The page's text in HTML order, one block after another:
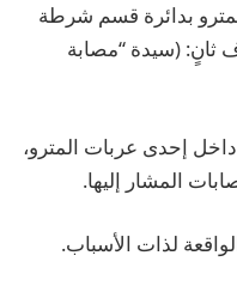
المترو بدائرة قسم شرطة
ثانٍ: (سيدة “مصابة
إحدى عربات المترو،
المشار إليها.
لذات الأسباب.